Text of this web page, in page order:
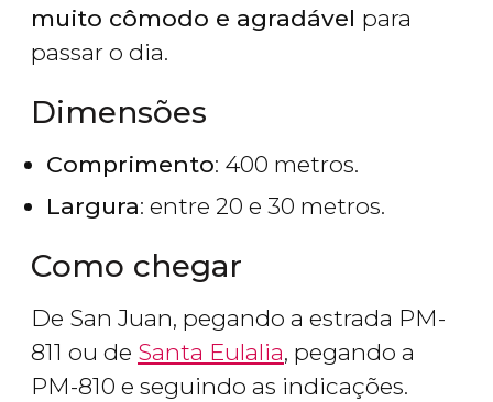
muito cômodo e agradável para
passar o dia.
Dimensões
Comprimento: 400 metros.
Largura: entre 20 e 30 metros.
Como chegar
De San Juan, pegando a estrada PM-
811 ou de Santa Eulalia, pegando a
PM-810 e seguindo as indicações.